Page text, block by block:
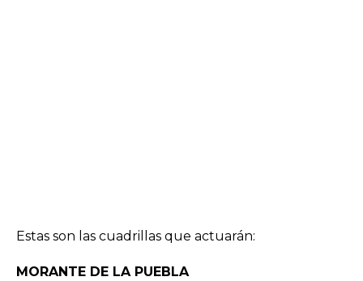
Estas son las cuadrillas que actuarán:
MORANTE DE LA PUEBLA